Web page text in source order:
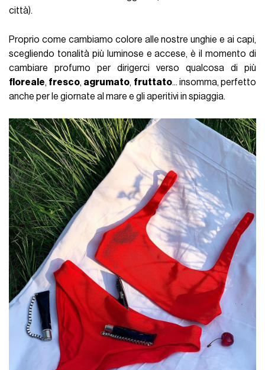
città).
Proprio come cambiamo colore alle nostre unghie e ai capi,
scegliendo tonalità più luminose e accese, è il momento di
cambiare profumo per dirigerci verso qualcosa di più
floreale, fresco, agrumato, fruttato... insomma, perfetto
anche per le giornate al mare e gli aperitivi in spiaggia.